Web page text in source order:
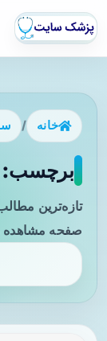
خانه /
برچسب:
تازه‌ترین
صفحه مشاهده